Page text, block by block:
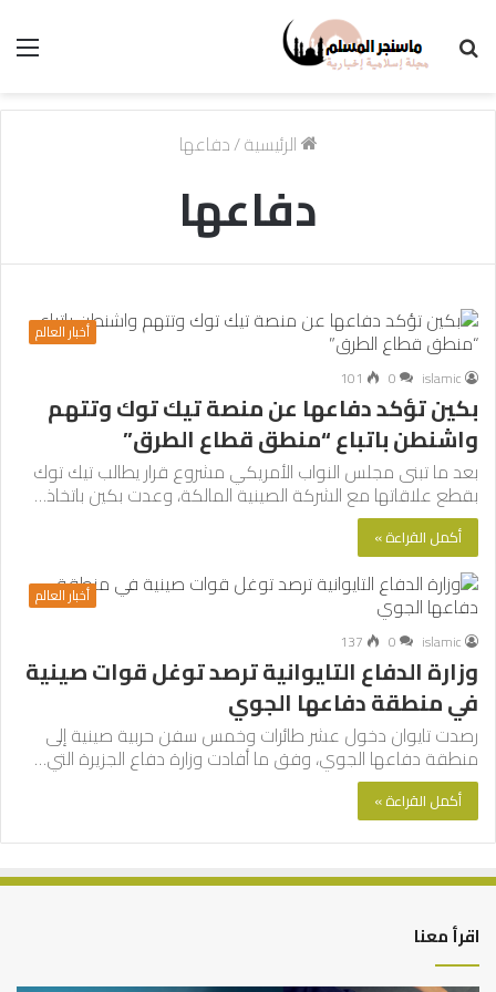
الرئيسية/دفاعها
دفاعها
أخبار العالم
islamic
0
101
بكين تؤكد دفاعها عن منصة تيك توك وتتهم
واشنطن باتباع “منطق قطاع الطرق”
بعد ما تبنى مجلس النواب الأمريكي مشروع قرار يطالب تيك توك
بقطع علاقاتها مع الشركة الصينية المالكة، وعدت بكين باتخاذ…
أكمل القراءة »
أخبار العالم
islamic
0
137
وزارة الدفاع التايوانية ترصد توغل قوات صينية
في منطقة دفاعها الجوي
رصدت تايوان دخول عشر طائرات وخمس سفن حربية صينية إلى
منطقة دفاعها الجوي، وفق ما أفادت وزارة دفاع الجزيرة التي…
أكمل القراءة »
اقرأ معنا